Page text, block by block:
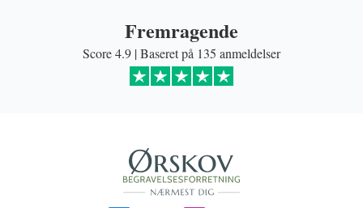
Fremragende
Score 4.9 | Baseret på 135 anmeldelser